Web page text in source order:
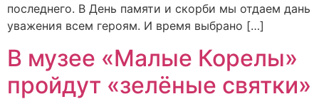
последнего. В День памяти и скорби мы отдаем дань
уважения всем героям. И время выбрано […]
В музее «Малые Корелы»
пройдут «зелёные святки»